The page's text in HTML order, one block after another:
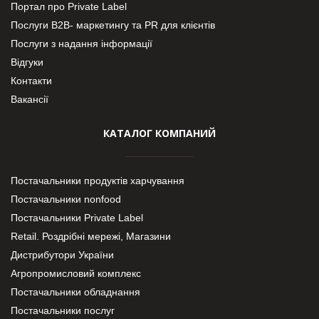
Портал про Private Label
Послуги В2В- маркетингу та PR для клієнтів
Послуги з надання інформації
Відгуки
Контакти
Вакансії
КАТАЛОГ КОМПАНИЙ
Постачальники продуктів харчування
Постачальники nonfood
Постачальники Private Label
Retail. Роздрібні мережі, Магазини
Дистрибутори України
Агропромисловий комплекс
Постачальники обладнання
Постачальники послуг